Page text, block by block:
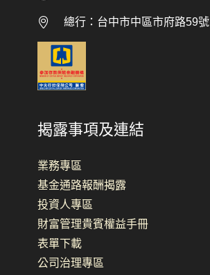
總行：台中市中區市府路59號
揭露事項及連結
業務專區
基金通路報酬揭露
投資人專區
財富管理貴賓權益手冊
表單下載
公司治理專區